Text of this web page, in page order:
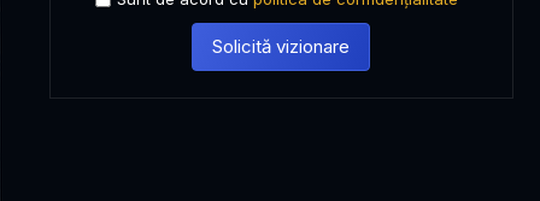
Solicită vizionare